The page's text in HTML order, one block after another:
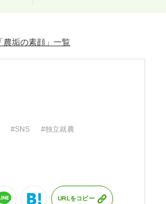
「農垢の素顔」
#SNS
#独立就農
URLをコピー